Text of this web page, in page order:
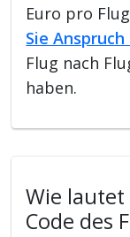
Euro pro
Sie
Flug nach
haben.
Wie lautet
Code des